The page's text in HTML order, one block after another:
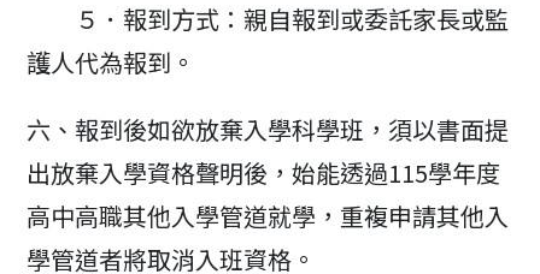
５．報到方式：親自報到或委託家長或監
護人代為報到。
六、報到後如欲放棄入學科學班，須以書面提
出放棄入學資格聲明後，始能透過115學年度
高中高職其他入學管道就學，重複申請其他入
學管道者將取消入班資格。